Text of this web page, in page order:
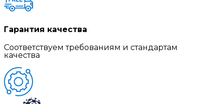
Гарантия качества
Соответствуем требованиям и стандартам
качества